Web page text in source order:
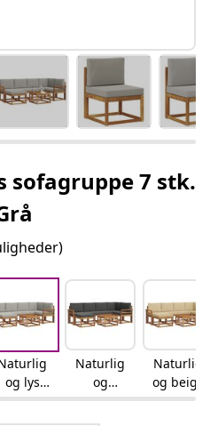
sofagruppe 7 stk.
og lys
grå
Naturlig
og
antracit
Naturlig
og beige